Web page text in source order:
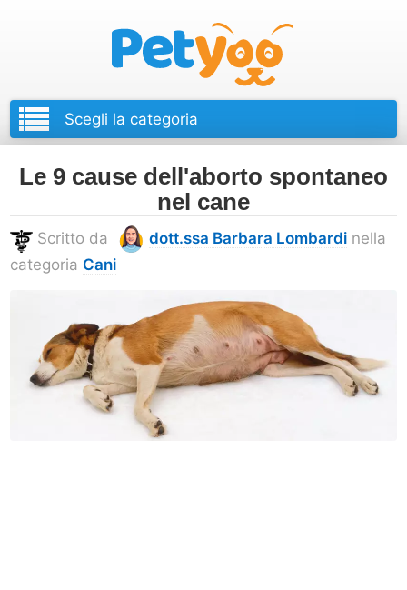
Le 9 cause dell'aborto spontaneo
nel cane
Scritto da dott.ssa Barbara Lombardi nella
categoria Cani